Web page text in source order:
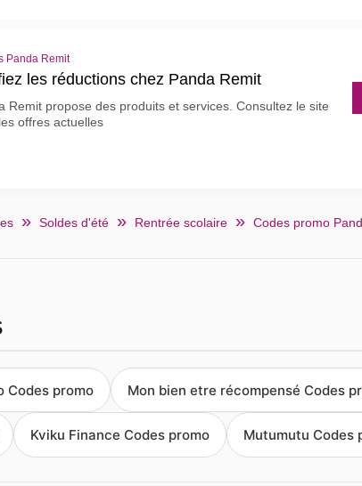
Panda Remit
les réductions chez Panda Remit
Remit propose des produits et services. Consultez le site
offres actuelles
Soldes d'été Rentrée scolaire Codes promo
Codes promo Mon bien etre récompensé Codes
Kviku Finance Codes promo Mutumutu Codes